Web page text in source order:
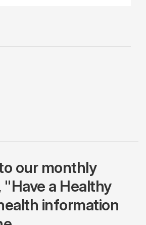
our monthly
a Healthy
information